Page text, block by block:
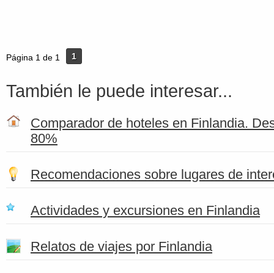
Página 1 de 1 1
También le puede interesar...
Comparador de hoteles en Finlandia.
80%
Recomendaciones sobre lugares de
Actividades y excursiones en Finlandia
Relatos de viajes por Finlandia